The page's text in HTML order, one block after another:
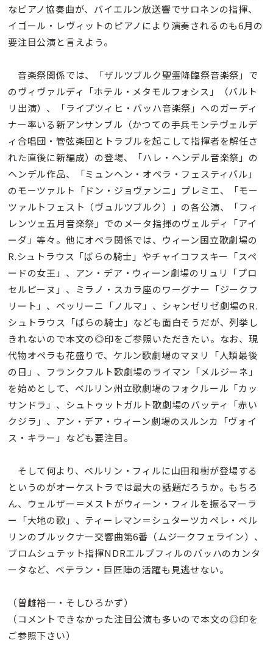
なピアノ協奏曲が、バイエルン放送響でサロネンの指揮、
イゴール・レヴィットのピアノにより演奏されるのも6月の
要注目公演と言えよう。
音楽祭関係では、「ザルツブルク聖霊降臨祭音楽祭」で
のヴィヴァルディ「ホテル・メタモルフォシス」（バルト
リ出演）、「ライプツィヒ・バッハ音楽祭」へのガーディ
ナー率いる新アンサンブル（かつての手兵モンテヴェルデ
ィ合唱団・管弦楽団とトラブルを起こして指揮者を解任さ
れた直後に新編成）の登場、「ハレ・ヘンデル音楽祭」の
ヘンデル作品、「ミュンヘン・オペラ・フェスティバル」
のモーツァルト「ドン・ジョヴァンニ」プレミエ、「モー
ツァルトフェスト（ヴュルツブルク）」の各公演、「フィ
レンツェ五月音楽祭」でのメータ指揮のヴェルディ「アイ
ーダ」等々。他にオペラ関係では、ウィーン国立歌劇場の
R.シュトラウス「ばらの騎士」やチャイコフスキー「スペ
ードの女王」、アン・デア・ウィーン劇場のリュリ「プロ
セルピーヌ」、ミラノ・スカラ座のワーグナー「ジークフ
リート」、ベッリーニ「ノルマ」、シャンゼリゼ劇場のR.
シュトラウス「ばらの騎士」なども面白そうだが、列挙し
きれないので本文の◎印をご参照いただきたい。なお、現
代物オペラも花盛りで、ケルン歌劇場のマヌリ「人類最後
の日」、フランクフルト歌劇場のライマン「メルジーネ」
を始めとして、ベルリン州立歌劇場のフォクルール「カッ
サンドラ」、シュトゥットガルト歌劇場のバッティ「赤い
クジラ」、アン・デア・ウィーン劇場のスルンカ「ヴォイ
ス・キラー」なども要注目。
そして何より、ベルリン・フィルに山田和樹が登場する
というのがオーケストラでは最大の話題だろうか。もちろ
ん、ウェルザー＝メストがウィーン・フィルを振るマーラ
ー「大地の歌」、ティーレマン＝シュターツカペレ・ベル
リンのブルックナー交響曲第6番（ムジークフェライン）、
ブロムシュテット指揮NDRエルプフィルのバッハのカンタ
ータなど、ベテラン・巨匠陣の活躍も見逃せない。
（曽雌裕一・そしひろかず）
（コメントできなかった注目公演も多いので本文の◎印を
ご参照下さい）